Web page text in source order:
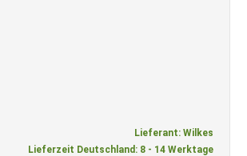
Lieferant: Wilkes
Lieferzeit Deutschland: 8 - 14 Werktage